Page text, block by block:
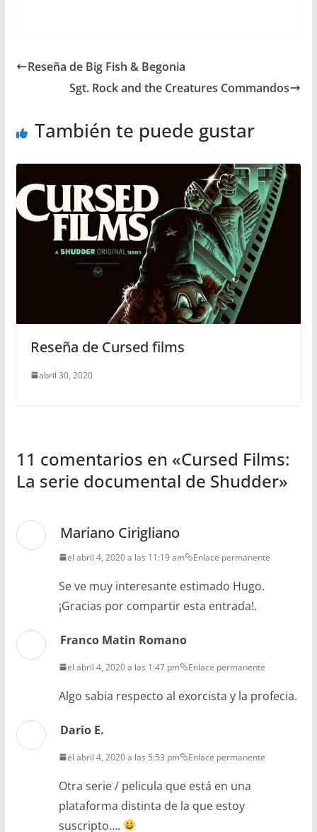
Reseña de Big Fish & Begonia
Sgt. Rock and the Creatures Commandos
También te puede gustar
Reseña de Cursed films
abril 30, 2020
11 comentarios en «Cursed Films:
La serie documental de Shudder»
Mariano Cirigliano
el abril 4, 2020 a las 11:19 am Enlace permanente
Se ve muy interesante estimado Hugo.
¡Gracias por compartir esta entrada!.
Franco Matin Romano
el abril 4, 2020 a las 1:47 pm Enlace permanente
Algo sabia respecto al exorcista y la profecia.
Dario E.
el abril 4, 2020 a las 5:53 pm Enlace permanente
Otra serie / pelicula que está en una
plataforma distinta de la que estoy
suscripto….